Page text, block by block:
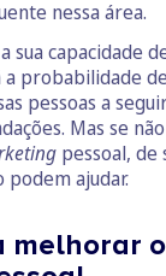
nessa área.
sua capacidade
probabilidade
pessoas a
Mas se
pessoal, de
podem ajudar.
melhorar